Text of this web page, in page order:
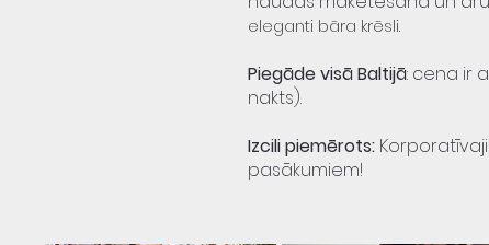
eleganti bāra krēsli.
Piegāde visā Baltijā: cena ir
nakts).​
Izcili piemērots:
pasākumiem!